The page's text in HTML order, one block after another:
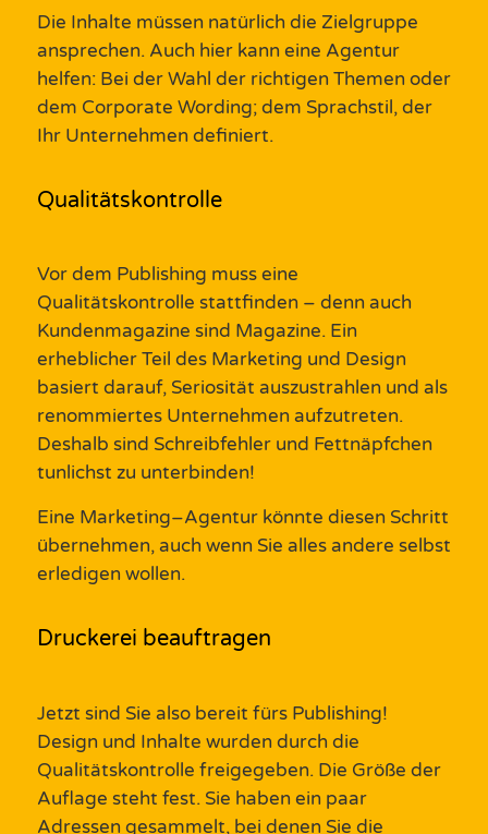
Die Inhalte müssen natürlich die Zielgruppe
ansprechen. Auch hier kann eine Agentur
helfen: Bei der Wahl der richtigen Themen oder
dem Corporate Wording;dem Sprachstil, der
Ihr Unternehmen definiert.
Qualitätskontrolle
Vor dem Publishing muss eine
Qualitätskontrolle stattfinden – denn auch
Kundenmagazine sind Magazine. Ein
erheblicher Teil des Marketing und Design
basiert darauf, Seriosität auszustrahlen und als
renommiertes Unternehmen aufzutreten.
Deshalb sind Schreibfehler und Fettnäpfchen
tunlichst zu unterbinden!
Eine Marketing–Agentur könnte diesen Schritt
übernehmen, auch wenn Sie alles andere selbst
erledigen wollen.
Druckerei beauftragen
Jetzt sind Sie also bereit fürs Publishing!
Design und Inhalte wurden durch die
Qualitätskontrolle freigegeben. Die Größe der
Auflage steht fest. Sie haben ein paar
Adressen gesammelt, bei denen Sie die